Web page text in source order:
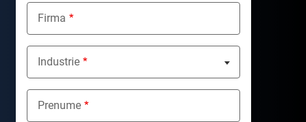
Firma
Industrie
Nothing selected
Prenume